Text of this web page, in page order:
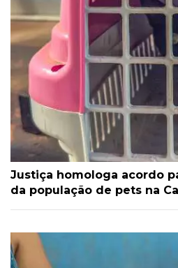
Justiça homologa acordo
da população de pets na